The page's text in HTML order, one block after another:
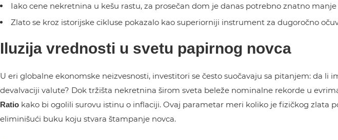
Iako cene nekretnina u kešu rastu, za prosečan dom je danas potrebno znatno
Zlato se kroz istorijske cikluse pokazalo kao superiorniji instrument za dugoročno
Iluzija vrednosti u svetu papirnog novca
U eri globalne ekonomske neizvesnosti, investitori se često suočavaju sa pitanjem: da li
devalvaciji valute? Dok tržišta nekretnina širom sveta beleže nominalne rekorde u
Ratio kako bi ogolili surovu istinu o inflaciji. Ovaj parametar meri koliko je fizičkog zlata
eliminišući buku koju stvara štampanje novca.